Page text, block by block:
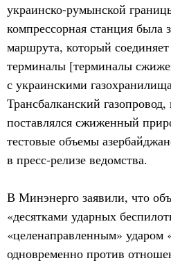
украинско-румынской
компрессорная станция была
маршрута, который
терминалы [терминалы
с украинскими
Трансбалканский
поставлялся сжиженный
тестовые объемы
в пресс-релизе ведомства.
В Минэнерго заявили, что
«десятками ударных
«целенаправленным» ударом
одновременно против